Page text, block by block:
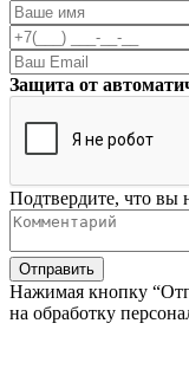
Защита от
Подтвердите, что вы
Нажимая кнопку
на обработку